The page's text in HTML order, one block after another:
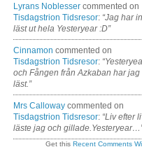
Lyrans Noblesser commented on
Tisdagstrion Tidsresor: “Jag har
läst ut hela Yesteryear :D”
Cinnamon commented on
Tisdagstrion Tidsresor:
och Fången från Azkaban har jag
läst.”
Mrs Calloway commented on
Tisdagstrion Tidsresor: “Liv efter
läste jag och
Get this Recent Comments